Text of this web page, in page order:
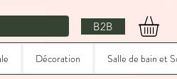
B2B
Décoration Salle de bain et